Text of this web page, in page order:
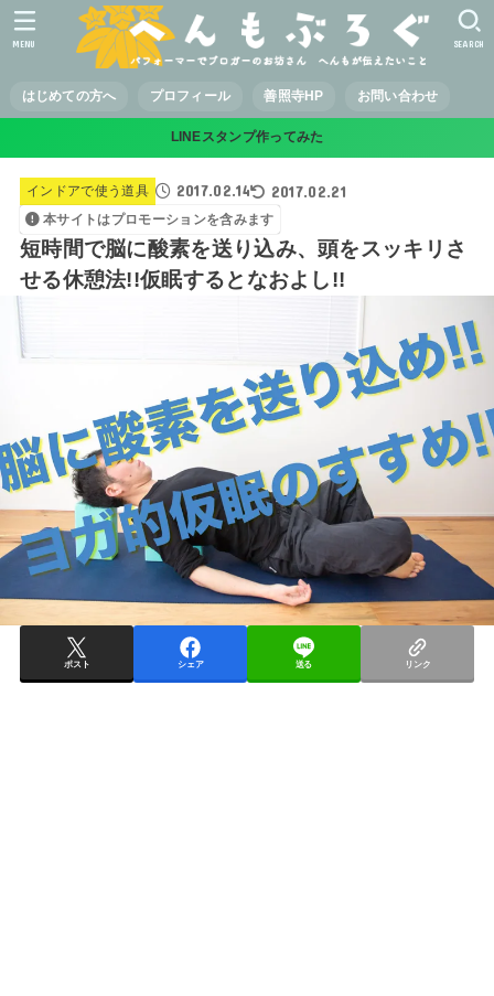
はじめての方へ プロフィール 善照寺HP お問い合わせ
SEARCH
MENU
LINEスタンプ作ってみた
インドアで使う道具 2017.02.14 2017.02.21
本サイトはプロモーションを含みます
短時間で脳に酸素を送り込み、頭をスッキリさ
せる休憩法!!仮眠するとなおよし!!
ポスト シェア 送る リンク